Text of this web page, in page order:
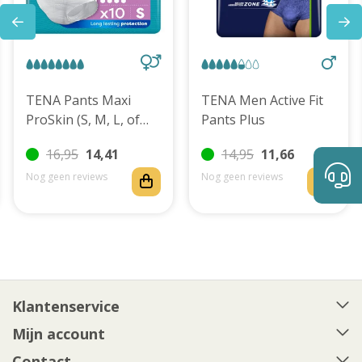
TENA Pants Maxi
ProSkin (S, M, L, of
16,95 14,41
Nog geen reviews
TENA Men Active Fit
Pants Plus
14,95 11,66
Nog geen reviews
Klantenservice
Mijn account